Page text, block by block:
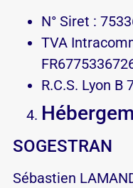
N° Siret :
TVA
R.C.S. Lyon B
SOGESTRAN
Sébastien